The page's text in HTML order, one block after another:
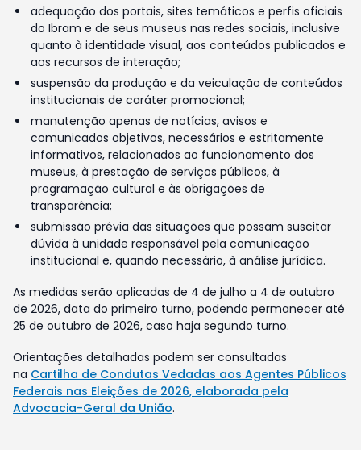
adequação dos portais, sites temáticos e perfis oficiais
do Ibram e de seus museus nas redes sociais, inclusive
quanto à identidade visual, aos conteúdos publicados e
aos recursos de interação;
suspensão da produção e da veiculação de conteúdos
institucionais de caráter promocional;
manutenção apenas de notícias, avisos e
comunicados objetivos, necessários e estritamente
informativos, relacionados ao funcionamento dos
museus, à prestação de serviços públicos, à
programação cultural e às obrigações de
transparência;
submissão prévia das situações que possam suscitar
dúvida à unidade responsável pela comunicação
institucional e, quando necessário, à análise jurídica.
As medidas serão aplicadas de 4 de julho a 4 de outubro
de 2026, data do primeiro turno, podendo permanecer até
25 de outubro de 2026, caso haja segundo turno.
Orientações detalhadas podem ser consultadas
na Cartilha de Condutas Vedadas aos Agentes Públicos
Federais nas Eleições de 2026, elaborada pela
Advocacia-Geral da União.